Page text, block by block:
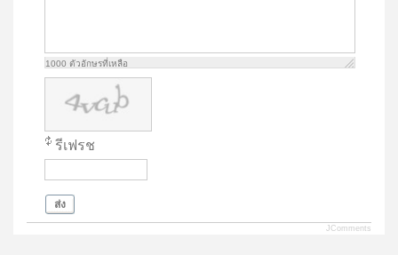
1000 ตัวอักษรที่เหลือ
รีเฟรช
ส่ง
JComments